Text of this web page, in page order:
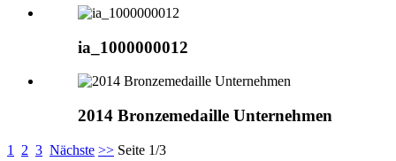
ia_1000000012
2014 Bronzemedaille Unternehmen
1 2 3 Nächste >> Seite 1/3